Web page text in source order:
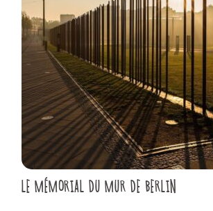
LE MÉMORIAL DU MUR DE BERLIN